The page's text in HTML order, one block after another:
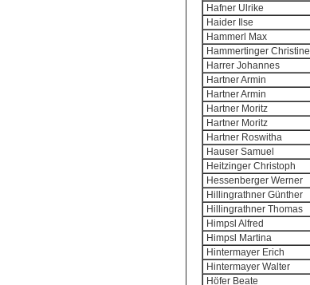
Hafner Ulrike
Haider Ilse
Hammerl Max
Hammertinger Christine
Harrer Johannes
Hartner Armin
Hartner Armin
Hartner Moritz
Hartner Moritz
Hartner Roswitha
Hauser Samuel
Heitzinger Christoph
Hessenberger Werner
Hillingrathner Günther
Hillingrathner Thomas
Himpsl Alfred
Himpsl Martina
Hintermayer Erich
Hintermayer Walter
Höfer Beate